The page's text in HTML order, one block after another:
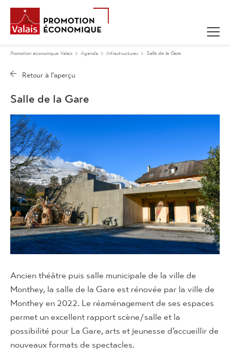
Promotion économique Valais Agenda Infrastructures Salle de la Gare
Salle de la Gare
Ancien théâtre puis salle municipale de la ville de
Monthey, la salle de la Gare est rénovée par la ville de
Monthey en 2022. Le réaménagement de ses espaces
permet un excellent rapport scène / salle et la
possibilité pour La Gare, arts et jeunesse d’accueillir de
nouveaux formats de spectacles.